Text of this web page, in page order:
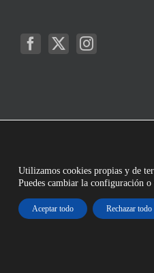
Utilizamos cookies propias y de
Puedes cambiar la configuración
Aceptar todo Rechazar todo